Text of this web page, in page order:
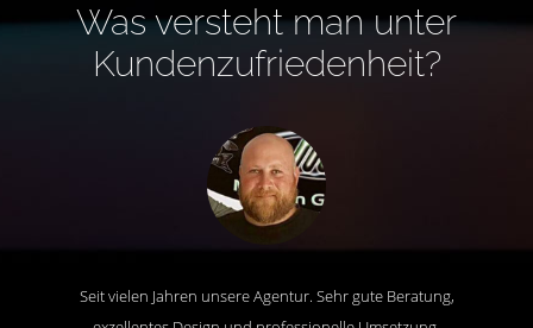
Was versteht man unter
Kundenzufriedenheit?
Seit vielen Jahren unsere Agentur. Sehr gute Beratung,